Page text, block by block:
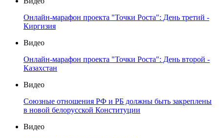
Онлайн-марафон проекта "Точки Роста": День третий -
Киргизия
Видео
Онлайн-марафон проекта "Точки Роста": День второй -
Казахстан
Видео
Союзные отношения РФ и РБ должны быть закреплены
в новой белорусской Конституции
Видео